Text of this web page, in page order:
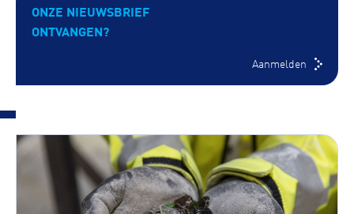
ONZE NIEUWSBRIEF
ONTVANGEN?
Aanmelden